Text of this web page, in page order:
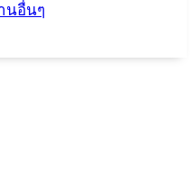
นอื่นๆ